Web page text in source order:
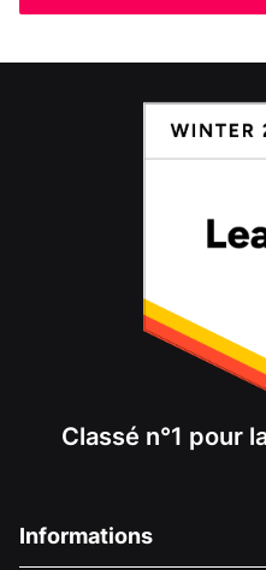
Classé n°1 pour
Informations